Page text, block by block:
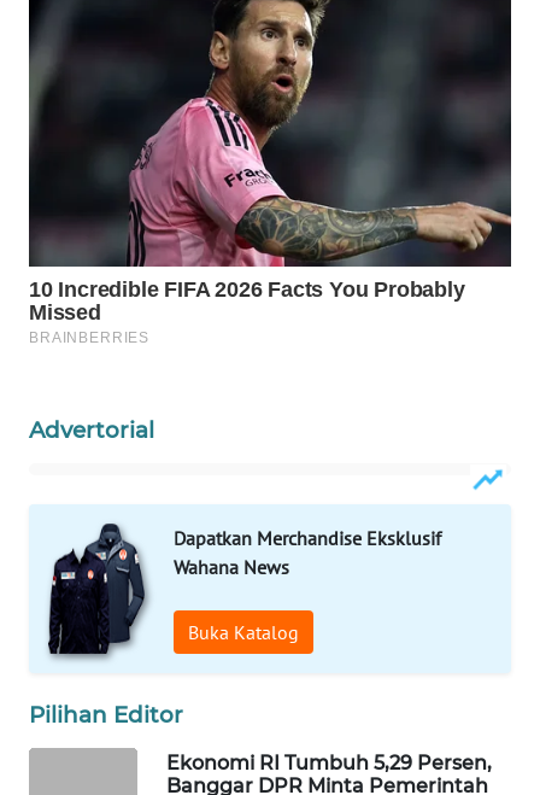
Advertorial
Dapatkan Merchandise Eksklusif
Wahana News
Buka Katalog
Pilihan Editor
Ekonomi RI Tumbuh 5,29 Persen,
Banggar DPR Minta Pemerintah
LPKKI
PORTAL
KONSUMEN
ALPERKLINAS
TAMBANG
NEWS
SITUNGIR
NEWS